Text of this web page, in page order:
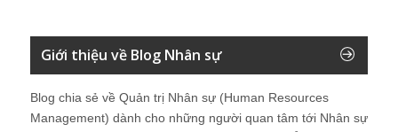
Giới thiệu về Blog Nhân sự
Blog chia sẻ về Quản trị Nhân sự (Human Resources
Management) dành cho những người quan tâm tới Nhân sự